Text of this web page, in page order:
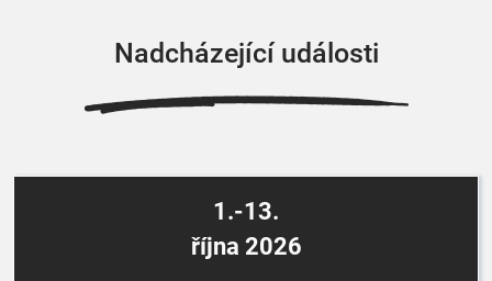
Nadcházející události
1.-13.
října 2026